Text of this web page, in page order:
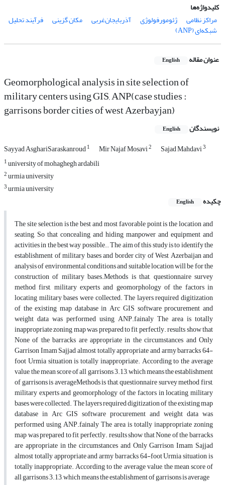
کلیدواژه‌ها
مراکز نظامی
ژئومورفولوژی آذربایجان‌غربی مکان گزینی فرآیند تحلیل
شبکه‌ای (ANP)
عنوان مقاله English
Geomorphological analysis in site selection of
military centers using GIS, ANP(case studies :
garrisons border cities of west Azerbayjan)
نویسندگان English
Sayyad AsghariSaraskanroud1 Mir Najaf Mosavi2 Sajad Mahdavi3
1university of mohaghegh ardabili
2urmia university
3urmia university
چکیده
English
The site selection is the best and most favorable point is the location and
seating, So that concealing and hiding manpower and equipment and
activities in the best way possible.. The aim of this study is to identify the
establishment of military bases and border city of West Azerbaijan and
analysis of environmental conditions and suitable location will be for the
construction of military bases.Methods is that, questionnaire survey
method first, military experts and geomorphology of the factors in
locating military bases were collected. The layers required digitization
of the existing map database in Arc GIS software procurement and
weight data was performed using ANP.fainaly The area is totally
inappropriate zoning map was prepared to fit perfectly. results show that
None of the barracks are appropriate in the circumstances and Only
Garrison Imam Sajjad almost totally appropriate and army barracks 64-
foot Urmia situation is totally inappropriate. According to the average
value, the mean score of all garrisons 3.13, which means the establishment
of garrisons is averageMethods is that, questionnaire survey method first,
military experts and geomorphology of the factors in locating military
bases were collected. The layers required digitization of the existing map
database in Arc GIS software procurement and weight data was
performed using ANP.fainaly The area is totally inappropriate zoning
map was prepared to fit perfectly. results show that None of the barracks
are appropriate in the circumstances and Only Garrison Imam Sajjad
almost totally appropriate and army barracks 64-foot Urmia situation is
totally inappropriate. According to the average value, the mean score of
all garrisons 3.13, which means the establishment of garrisons is average